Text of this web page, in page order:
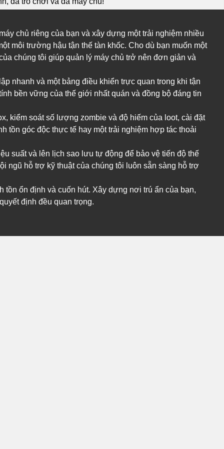
chủ riêng của bạn và xây dựng một trải nghiệm nhiều
môi trường hậu tận thế tàn khốc. Cho dù bạn muốn một
chúng tôi giúp quản lý máy chủ trở nên đơn giản và
nhanh và một bảng điều khiển trực quan trong khi tận
bền vững của thế giới nhất quán và đồng bộ đáng tin
kiểm soát số lượng zombie và độ hiếm của loot, cài đặt
tồn góc độc thực tế hay một trải nghiệm hợp tác thoải
suất và lên lịch sao lưu tự động để bảo vệ tiến độ thế
ngũ hỗ trợ kỹ thuật của chúng tôi luôn sẵn sàng hỗ trợ
ổn định và cuốn hút. Xây dựng nơi trú ẩn của bạn,
định đều quan trọng.